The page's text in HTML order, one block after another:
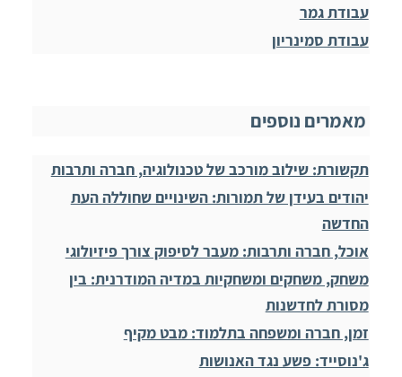
עבודת גמר
עבודת סמינריון
מאמרים נוספים
תקשורת: שילוב מורכב של טכנולוגיה, חברה ותרבות
יהודים בעידן של תמורות: השינויים שחוללה העת
החדשה
אוכל, חברה ותרבות: מעבר לסיפוק צורך פיזיולוגי
משחק, משחקים ומשחקיות במדיה המודרנית: בין
מסורת לחדשנות
זמן, חברה ומשפחה בתלמוד: מבט מקיף
ג'נוסייד: פשע נגד האנושות